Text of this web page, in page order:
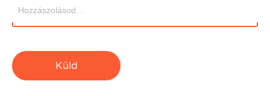
Küld